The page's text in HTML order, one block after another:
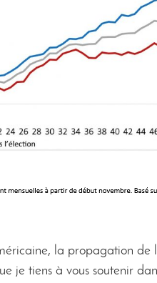
la propagation
je tiens à vous soutenir